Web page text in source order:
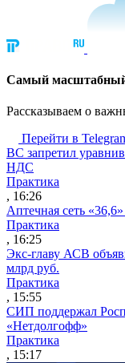
Cамый
Рассказываем о
Перейти в
ВС запретил
НДС
Практика
, 16:26
Аптечная сеть
Практика
, 16:25
Экс-главу АСВ
млрд руб.
Практика
, 15:55
СИП поддержал
«Нетдолгофф»
Практика
, 15:17